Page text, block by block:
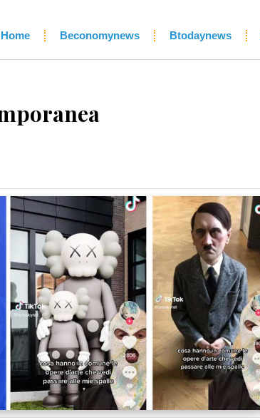
Home Beconomynews Btodaynews